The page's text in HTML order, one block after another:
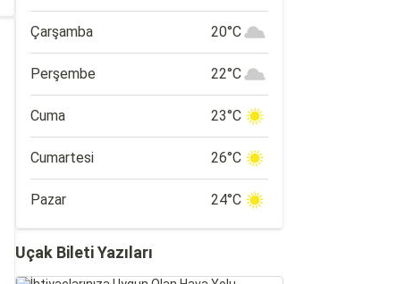
Çarşamba 20°C
Perşembe 22°C
Cuma 23°C
Cumartesi 26°C
Pazar 24°C
Uçak Bileti Yazıları